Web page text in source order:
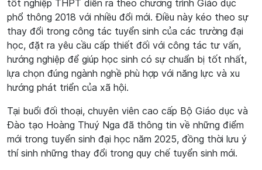
tốt nghiệp THPT diễn ra theo chương trình Giáo dục
phổ thông 2018 với nhiều đổi mới. Điều này kéo theo sự
thay đổi trong công tác tuyển sinh của các trường đại
học, đặt ra yêu cầu cấp thiết đối với công tác tư vấn,
hướng nghiệp để giúp học sinh có sự chuẩn bị tốt nhất,
lựa chọn đúng ngành nghề phù hợp với năng lực và xu
hướng phát triển của xã hội.
Tại buổi đối thoại, chuyên viên cao cấp Bộ Giáo dục và
Đào tạo Hoàng Thuý Nga đã thông tin về những điểm
mới trong tuyển sinh đại học năm 2025, đồng thời lưu ý
thí sinh những thay đổi trong quy chế tuyển sinh mới.